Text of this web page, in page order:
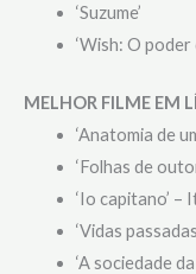
‘Suzume’
‘Wish: O poder
MELHOR FILME EM
‘Anatomia de
‘Folhas de
‘Io capitano’ –
‘Vidas
‘A sociedade